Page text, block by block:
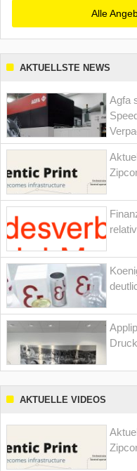
Alle
AKTUELLSTE NEWS
Agfa
AKTUELLE VIDEOS